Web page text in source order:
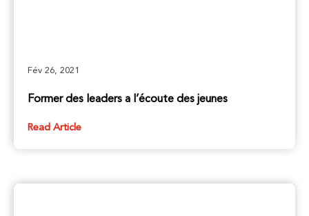
Fév 26, 2021
Former des leaders a l’écoute des jeunes
Read Article